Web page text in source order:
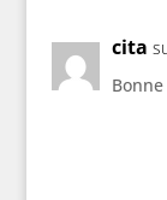
cita